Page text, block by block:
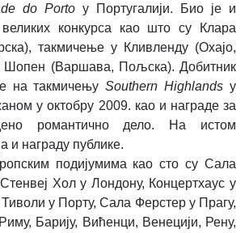
do Porto у Португалији. Био је и
конкурса као што су Клара
такмичење у Кливленду (Охајо,
(Варшава, Пољска). Добитник
на такмичењу Southern Highlands у
у октобру 2009. као и награде за
романтично дело. На истом
и награду публике.
подијумима као сто су Сала
Хол у Лондону, Концертхаус у
у Порту, Сала Ферстер у Прагу,
Барију, Вићенци, Венецији, Рену,